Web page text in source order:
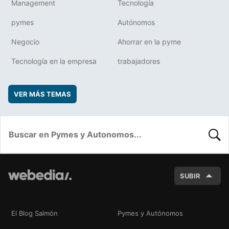
Management Tecnología
pymes Autónomos
Negocio Ahorrar en la pyme
Tecnología en la empresa trabajadores
VER MÁS TEMAS
SUBIR
El Blog Salmón Pymes y Autónomos